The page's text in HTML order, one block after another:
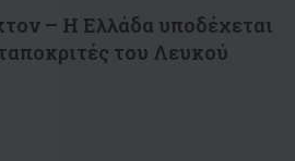
– Η Ελλάδα υποδέχεται
του Λευκού